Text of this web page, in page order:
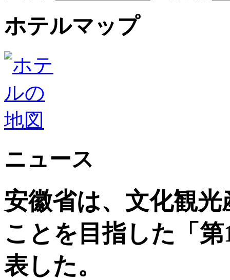
ホテルマップ
ニュース
安徽省は、文化観
ことを目指した「
表した。